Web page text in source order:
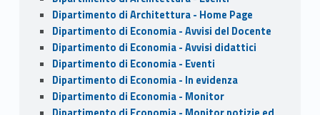
Dipartimento di Architettura - Home Page
Dipartimento di Economia - Avvisi del Docente
Dipartimento di Economia - Avvisi didattici
Dipartimento di Economia - Eventi
Dipartimento di Economia - In evidenza
Dipartimento di Economia - Monitor